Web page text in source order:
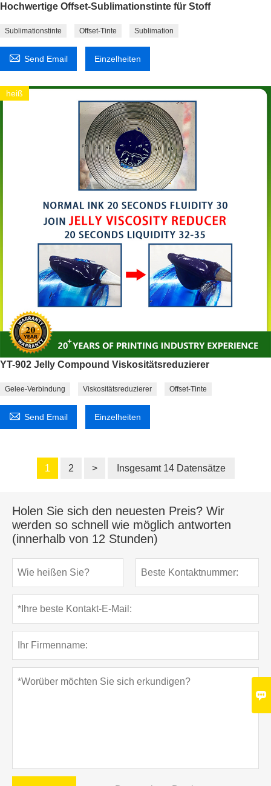
Hochwertige Offset-Sublimationstinte für Stoff
Sublimationstinte Offset-Tinte Sublimation
 Send Email Einzelheiten
heiß
YT-902 Jelly Compound Viskositätsreduzierer
Gelee-Verbindung Viskositätsreduzierer Offset-Tinte
 Send Email Einzelheiten
1 2 > Insgesamt 14 Datensätze
Holen Sie sich den neuesten Preis? Wir
werden so schnell wie möglich antworten
(innerhalb von 12 Stunden)
